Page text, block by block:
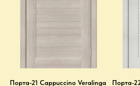
Порта-21 Cappuccino Veralinga
Порта-